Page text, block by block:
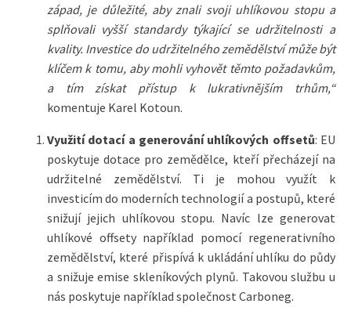
západ, je důležité, aby znali svoji uhlíkovou stopu a
splňovali vyšší standardy týkající se udržitelnosti a
kvality. Investice do udržitelného zemědělství může být
klíčem k tomu, aby mohli vyhovět těmto požadavkům,
a tím získat přístup k lukrativnějším trhům,“
komentuje Karel Kotoun.
Využití dotací a generování uhlíkových offsetů: EU
poskytuje dotace pro zemědělce, kteří přecházejí na
udržitelné zemědělství. Ti je mohou využít k
investicím do moderních technologií a postupů, které
snižují jejich uhlíkovou stopu. Navíc lze generovat
uhlíkové offsety například pomocí regenerativního
zemědělství, které přispívá k ukládání uhlíku do půdy
a snižuje emise skleníkových plynů. Takovou službu u
nás poskytuje například společnost Carboneg.